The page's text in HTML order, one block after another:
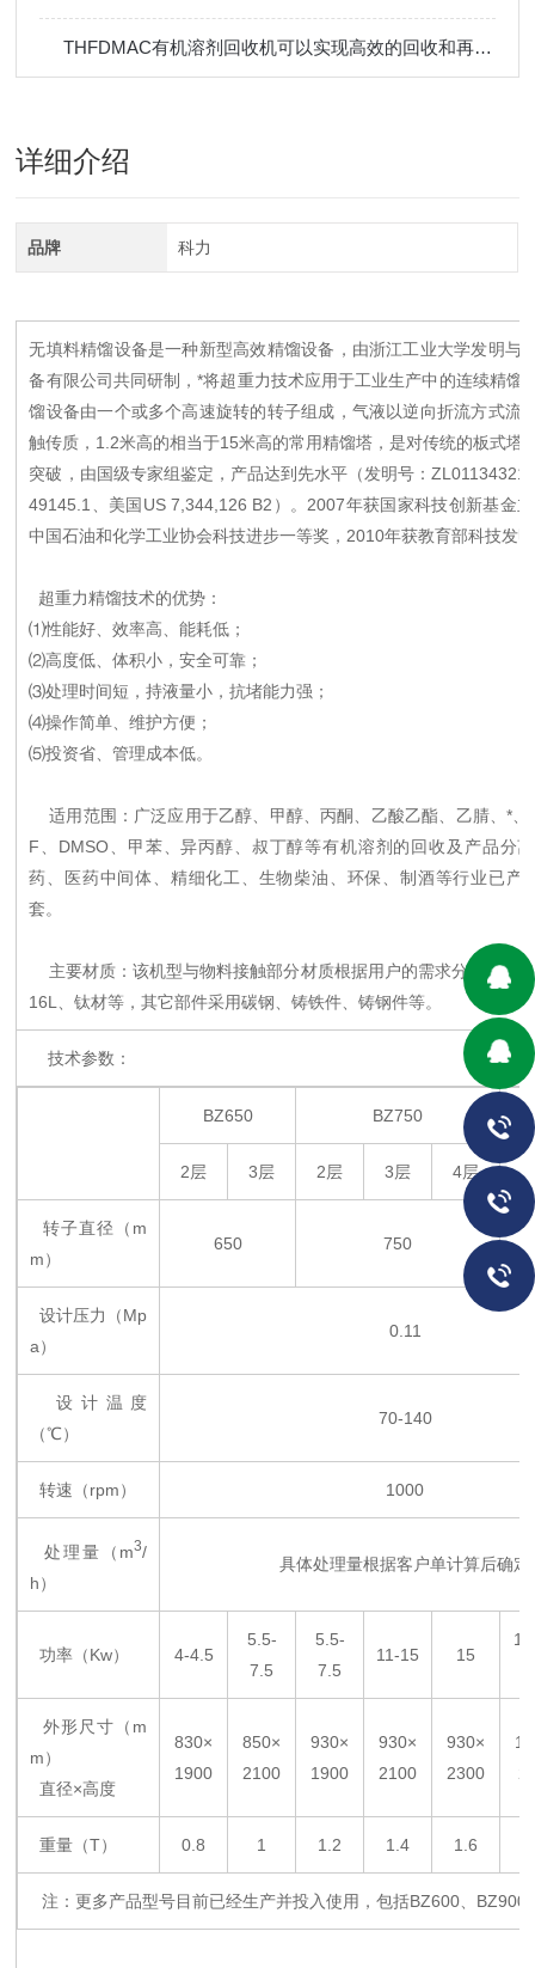
THFDMAC有机溶剂回收机可以实现高效的回收和再利用
详细介绍
品牌 科力
无填料精馏设备是一种新型高效精馏设备，由浙江工业大学发明与
备有限公司共同研制，*将超重力技术应用于工业生产中的连续精馏
馏设备由一个或多个高速旋转的转子组成，气液以逆向折流方式流
触传质，1.2米高的相当于15米高的常用精馏塔，是对传统的板式塔
突破，由国级专家组鉴定，产品达到先水平（发明号：
49145.1、美国US 7,344,126 B2）。2007年获国家科技创新基金
中国石油和化学工业协会科技进步一等奖，2010年获教育部科技发
超重力精馏技术的优势：
⑴性能好、效率高、能耗低；
⑵高度低、体积小，安全可靠；
⑶处理时间短，持液量小，抗堵能力强；
⑷操作简单、维护方便；
⑸投资省、管理成本低。
适用范围：广泛应用于乙醇、甲醇、丙酮、乙酸乙酯、乙腈、*、
F、DMSO、甲苯、异丙醇、叔丁醇等有机溶剂的回收及产品分
药、医药中间体、精细化工、生物柴油、环保、制酒等行业已产
套。
主要材质：该机型与物料接触部分材质根据用户的需求分别采用
16L、钛材等，其它部件采用碳钢、铸铁件、铸钢件等。
技术参数：
BZ650 BZ750
2层 3层 2层 3层 4层
转子直径（m
m）
650 750
设计压力（Mp
a）
0.11
设计温度
（℃）
70-140
转速（rpm） 1000
处理量（m3/
h）
具体处理量根据客户单计算后确定
功率（Kw） 4-4.5
5.5-
7.5
5.5-
7.5
11-15 15
外形尺寸（m
m）
直径×高度
830×
1900
850×
2100
930×
1900
930×
2100
930×
2300
重量（T） 0.8 1 1.2 1.4 1.6
注：更多产品型号目前已经生产并投入使用，包括BZ600、BZ900